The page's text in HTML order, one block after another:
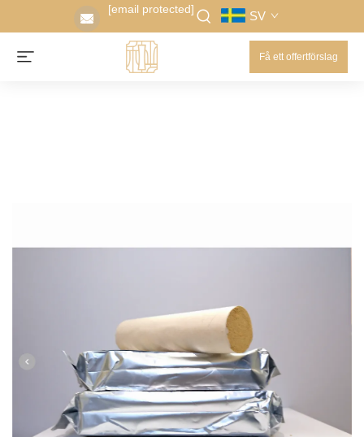
[email protected] SV
Få ett offertförslag